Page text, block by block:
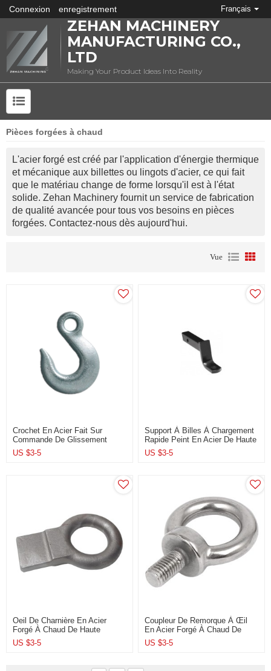
Connexion enregistrement Français
ZEHAN MACHINERY
MANUFACTURING CO.,
LTD
Making Your Product Ideas Into Reality
Pièces forgées à chaud
L'acier forgé est créé par l'application d'énergie thermique
et mécanique aux billettes ou lingots d'acier, ce qui fait
que le matériau change de forme lorsqu'il est à l'état
solide. Zehan Machinery fournit un service de fabrication
de qualité avancée pour tous vos besoins en pièces
forgées. Contactez-nous dès aujourd'hui.
Vue
Crochet En Acier Fait Sur
Commande De Glissement
D'oeil De Pièce Forgéee De
Haute Précision Pour Des
US $3-5
Support À Billes À Chargement
Rapide Peint En Acier De Haute
Précision Personnalisé Pour
Accessoires De Remorque
US $3-5
Oeil De Charnière En Acier
Forgé À Chaud De Haute
Précision Avec Bande Pour
Accessoires De Remorque
US $3-5
Coupleur De Remorque À Œil
En Acier Forgé À Chaud De
Haute Précision Pour
Accessoires De Remorque
US $3-5